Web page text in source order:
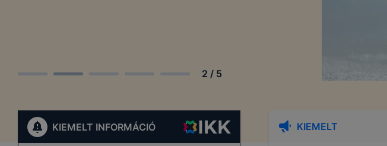
2 / 5
KIEMELT INFORMÁCIÓ KIEMELT